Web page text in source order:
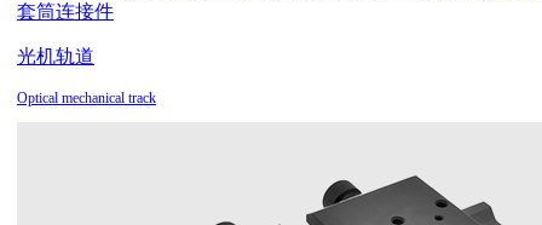
套筒连接件
光机轨道
Optical mechanical track